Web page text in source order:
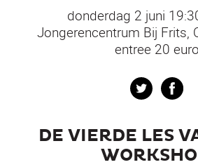
donderdag 2 juni
Jongerencentrum Bij Frits,
entree 20 euro
Twitter
DE VIERDE LES